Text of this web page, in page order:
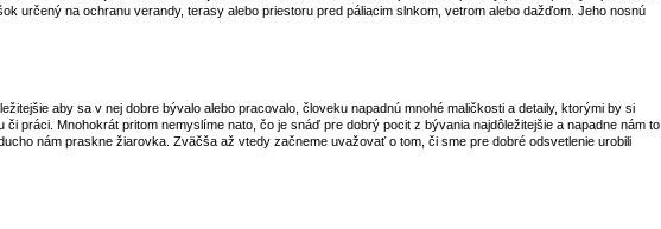
určený na ochranu verandy, terasy alebo priestoru pred páliacim slnkom, vetrom alebo dažďom. Jeho nosnú
aby sa v nej dobre bývalo alebo pracovalo, človeku napadnú mnohé maličkosti a detaily, ktorými by si
práci. Mnohokrát pritom nemyslíme nato, čo je snáď pre dobrý pocit z bývania najdôležitejšie a napadne nám to
nám praskne žiarovka. Zväčša až vtedy začneme uvažovať o tom, či sme pre dobré odsvetlenie urobili